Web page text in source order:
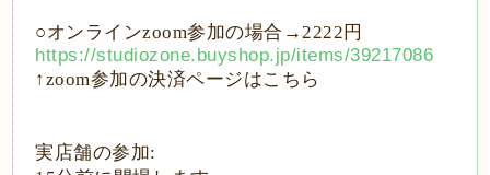
○オンラインzoom参加の場合 →2222 円
https://studiozone.buyshop.jp/items/39217086
↑zoom参加の決済ページはこちら
実店舗の参加: